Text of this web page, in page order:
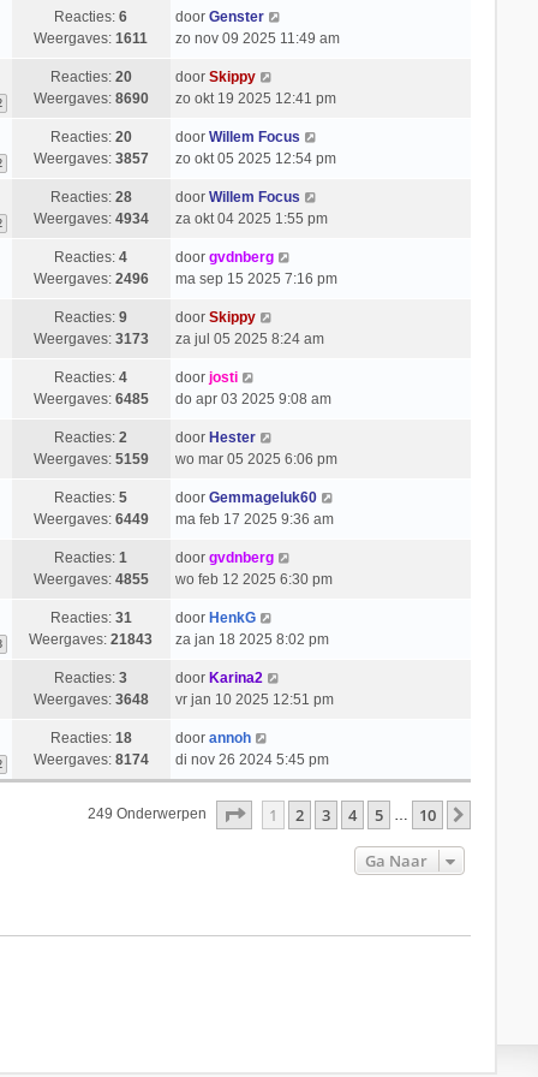
Reacties:6
Weergaves:1611
door Genster
zo nov 09 2025 11:49 am
Reacties: 20
Weergaves: 8690
door Skippy
zo okt 19 2025 12:41 pm
Reacties: 20
Weergaves: 3857
door Willem Focus
zo okt 05 2025 12:54 pm
Reacties: 28
Weergaves: 4934
door Willem Focus
za okt 04 2025 1:55 pm
Reacties:4
Weergaves: 2496
door gvdnberg
ma sep 15 2025 7:16 pm
Reacties:9
Weergaves: 3173
door Skippy
za jul 05 2025 8:24 am
Reacties:4
Weergaves: 6485
door josti
do apr 03 2025 9:08 am
Reacties:2
Weergaves: 5159
door Hester
wo mar 05 2025 6:06 pm
Reacties:5
Weergaves: 6449
door Gemmageluk60
ma feb 17 2025 9:36 am
Reacties:1
Weergaves: 4855
door gvdnberg
wo feb 12 2025 6:30 pm
Reacties: 31
Weergaves:21843
door HenkG
za jan 18 2025 8:02 pm
Reacties:3
Weergaves: 3648
door Karina2
vr jan 10 2025 12:51 pm
Reacties: 18
Weergaves: 8174
door annoh
di nov 26 2024 5:45 pm
249 Onderwerpen Pagina1 Van 10
1 2 3 4 5 … 10
Ga Naar